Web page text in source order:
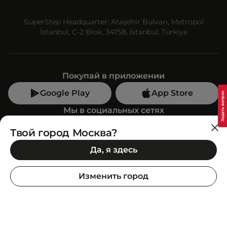
SuperStep Headquarter: Ataşehir Bulvarı, Metropol
İstanbul, C-2 Blok, 34758, İstanbul, Türkiye
Покупай в приложении
Google Play
App Store
Мы в социальных сетях
Позвони нам
+7 (499) 350-55-33
C 10:00 до 19:00
SuperStep-бот
Твой город Москва?
Да, я здесь
Изменить город